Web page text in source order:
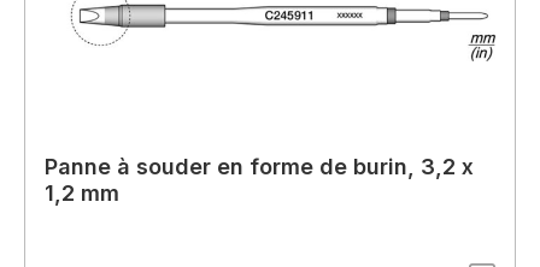
Panne à souder en forme de burin, 3,2 x
1,2 mm